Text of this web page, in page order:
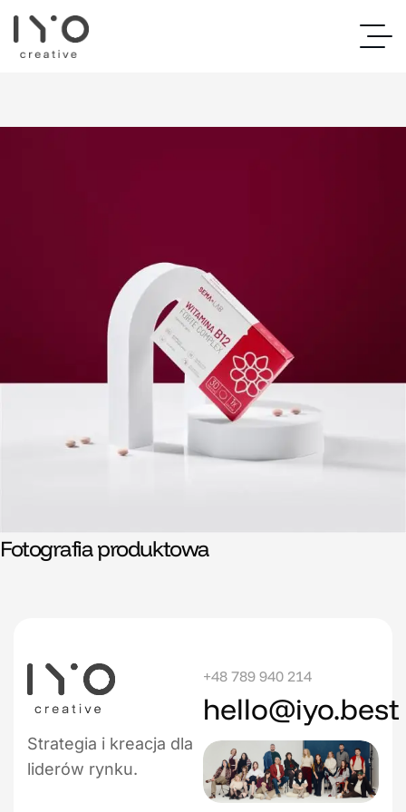
Fotografia produktowa
Strategia i kreacja dla
liderów rynku.
+48 789 940 214
hello@iyo.best